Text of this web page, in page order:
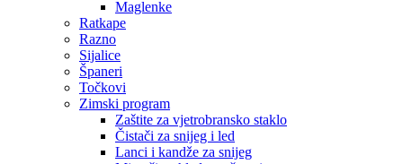
Maglenke
Ratkape
Razno
Sijalice
Španeri
Točkovi
Zimski program
Zaštite za vjetrobransko staklo
Čistači za snijeg i led
Lanci i kandže za snijeg